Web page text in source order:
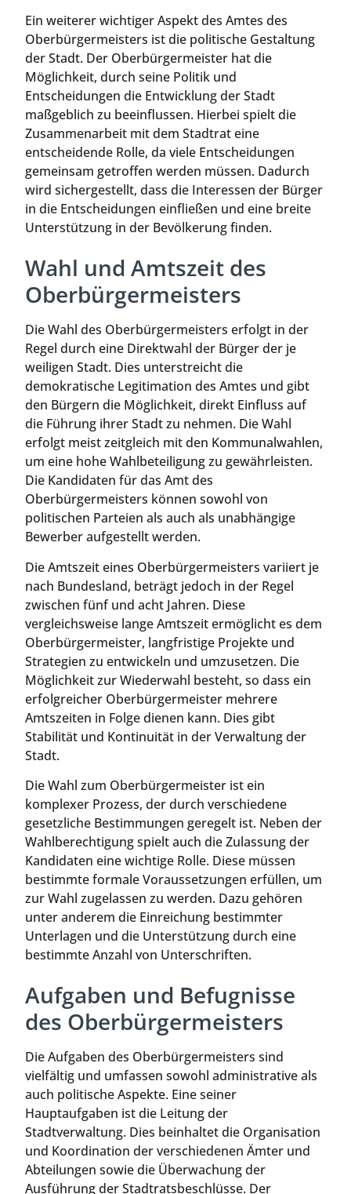
Ein weiterer wichtiger Aspekt des Amtes des
Oberbürgermeisters ist die politische Gestaltung
der Stadt. Der Oberbürgermeister hat die
Möglichkeit, durch seine Politik und
Entscheidungen die Entwicklung der Stadt
maßgeblich zu beeinflussen. Hierbei spielt die
Zusammenarbeit mit dem Stadtrat eine
entscheidende Rolle, da viele Entscheidungen
gemeinsam getroffen werden müssen. Dadurch
wird sichergestellt, dass die Interessen der Bürger
in die Entscheidungen einfließen und eine breite
Unterstützung in der Bevölkerung finden.
Wahl und Amtszeit des
Oberbürgermeisters
Die Wahl des Oberbürgermeisters erfolgt in der
Regel durch eine Direktwahl der Bürger der je
weiligen Stadt. Dies unterstreicht die
demokratische Legitimation des Amtes und gibt
den Bürgern die Möglichkeit, direkt Einfluss auf
die Führung ihrer Stadt zu nehmen. Die Wahl
erfolgt meist zeitgleich mit den Kommunalwahlen,
um eine hohe Wahlbeteiligung zu gewährleisten.
Die Kandidaten für das Amt des
Oberbürgermeisters können sowohl von
politischen Parteien als auch als unabhängige
Bewerber aufgestellt werden.
Die Amtszeit eines Oberbürgermeisters variiert je
nach Bundesland, beträgt jedoch in der Regel
zwischen fünf und acht Jahren. Diese
vergleichsweise lange Amtszeit ermöglicht es dem
Oberbürgermeister, langfristige Projekte und
Strategien zu entwickeln und umzusetzen. Die
Möglichkeit zur Wiederwahl besteht, so dass ein
erfolgreicher Oberbürgermeister mehrere
Amtszeiten in Folge dienen kann. Dies gibt
Stabilität und Kontinuität in der Verwaltung der
Stadt.
Die Wahl zum Oberbürgermeister ist ein
komplexer Prozess, der durch verschiedene
gesetzliche Bestimmungen geregelt ist. Neben der
Wahlberechtigung spielt auch die Zulassung der
Kandidaten eine wichtige Rolle. Diese müssen
bestimmte formale Voraussetzungen erfüllen, um
zur Wahl zugelassen zu werden. Dazu gehören
unter anderem die Einreichung bestimmter
Unterlagen und die Unterstützung durch eine
bestimmte Anzahl von Unterschriften.
Aufgaben und Befugnisse
des Oberbürgermeisters
Die Aufgaben des Oberbürgermeisters sind
vielfältig und umfassen sowohl administrative als
auch politische Aspekte. Eine seiner
Hauptaufgaben ist die Leitung der
Stadtverwaltung. Dies beinhaltet die Organisation
und Koordination der verschiedenen Ämter und
Abteilungen sowie die Überwachung der
Ausführung der Stadtratsbeschlüsse. Der